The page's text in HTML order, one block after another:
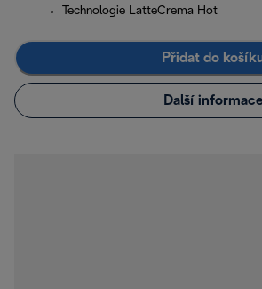
Technologie LatteCrema Hot
Přidat do
Další informace